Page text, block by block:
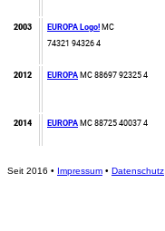
2003 EUROPA Logo! MC
74321 94326 4
2012 EUROPA MC 88697 92325 4
2014 EUROPA MC 88725 40037 4
Seit 2016 • Impressum • Datenschutz